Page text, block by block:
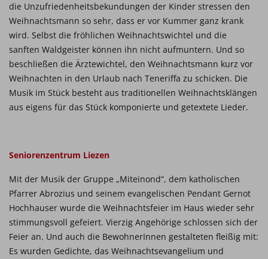
die Unzufriedenheitsbekundungen der Kinder stressen den
Weihnachtsmann so sehr, dass er vor Kummer ganz krank
wird. Selbst die fröhlichen Weihnachtswichtel und die
sanften Waldgeister können ihn nicht aufmuntern. Und so
beschließen die Ärztewichtel, den Weihnachtsmann kurz vor
Weihnachten in den Urlaub nach Teneriffa zu schicken. Die
Musik im Stück besteht aus traditionellen Weihnachtsklängen
aus eigens für das Stück komponierte und getextete Lieder.
Seniorenzentrum Liezen
Mit der Musik der Gruppe „Miteinond“, dem katholischen
Pfarrer Abrozius und seinem evangelischen Pendant Gernot
Hochhauser wurde die Weihnachtsfeier im Haus wieder sehr
stimmungsvoll gefeiert. Vierzig Angehörige schlossen sich der
Feier an. Und auch die BewohnerInnen gestalteten fleißig mit:
Es wurden Gedichte, das Weihnachtsevangelium und